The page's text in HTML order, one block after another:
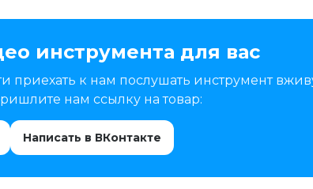
инструмента для вас
приехать к нам послушать инструмент
нам ссылку на товар:
Написать в ВКонтакте